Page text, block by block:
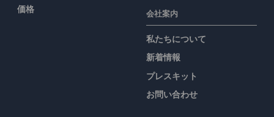
価格
会社案内
私たちについて
新着情報
プレスキット
お問い合わせ